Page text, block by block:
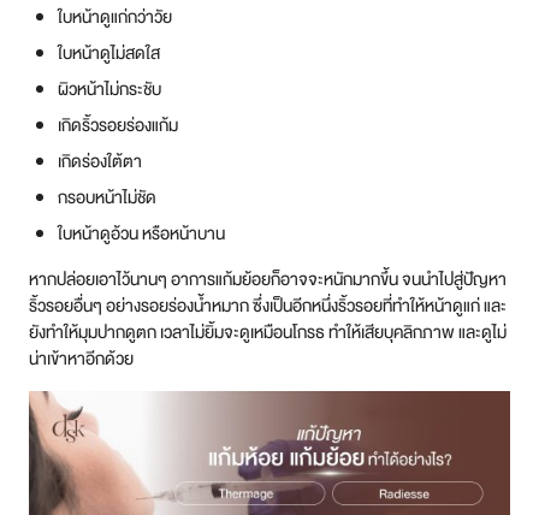
ใบหน้าดูแก่กว่าวัย
ใบหน้าดูไม่สดใส
ผิวหน้าไม่กระชับ
เกิดริ้วรอยร่องแก้ม
เกิดร่องใต้ตา
กรอบหน้าไม่ชัด
ใบหน้าดูอ้วน หรือหน้าบาน
หากปล่อยเอาไว้นานๆ อาการแก้มย้อยก็อาจจะหนักมากขึ้น จนนำไปสู่ปัญหา
ริ้วรอยอื่นๆ อย่างรอยร่องน้ำหมาก ซึ่งเป็นอีกหนึ่งริ้วรอยที่ทำให้หน้าดูแก่ และ
ยังทำให้มุมปากดูตก เวลาไม่ยิ้มจะดูเหมือนโกรธ ทำให้เสียบุคลิกภาพ และดูไม่
น่าเข้าหาอีกด้วย